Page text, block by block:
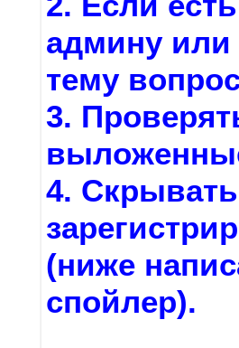
админу или
тему
3.
4.
(ниже
спойлер).